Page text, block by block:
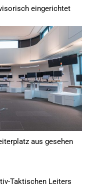
eingerichtet
aus gesehen
Taktischen Leiters